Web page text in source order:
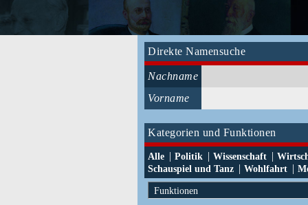
Direkte Namensuche
Nachname
Vorname
Kategorien und Funktionen
Alle | Politik | Wissenschaft |
Schauspiel und Tanz | Wohlfahrt |